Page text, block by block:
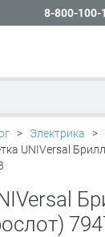
8-800-100-
> Электрика >
UNIVersal